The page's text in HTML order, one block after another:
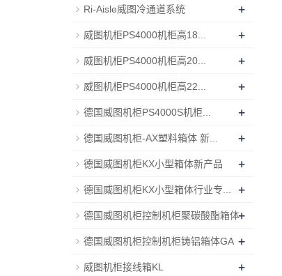
Ri-Aisle威图冷通道系统 +
威图机柜PS4000机柜高18... +
威图机柜PS4000机柜高20... +
威图机柜PS4000机柜高22... +
德国威图机柜PS4000S机柜... +
德国威图机柜-AX塑料箱体 新... +
德国威图机柜KX小型箱体新产品 +
德国威图机柜KX小型箱体行业专... +
德国威图机柜控制机柜聚碳酸酯箱体+
德国威图机柜控制机柜铸铝箱体GA +
威图机柜接线箱KL +